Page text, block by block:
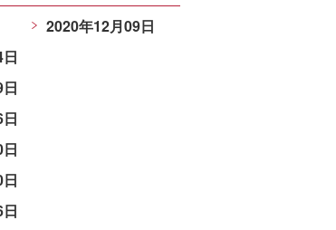
2020年12月09日